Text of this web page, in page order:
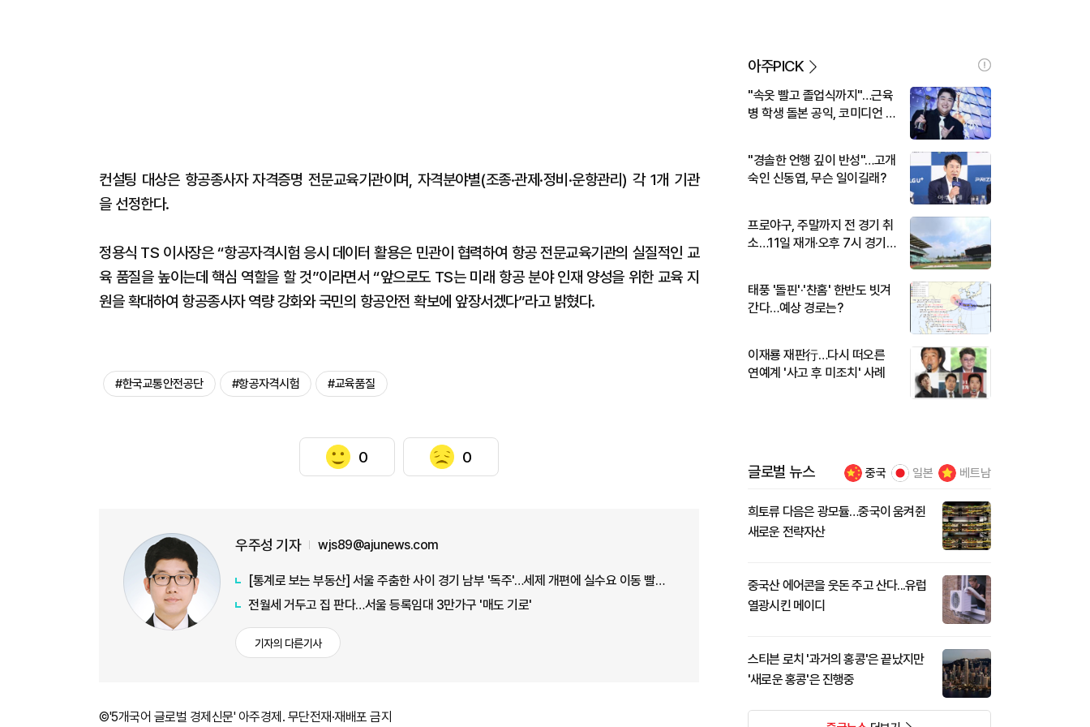
컨설팅 대상은 항공종사자 자격증명 전문교육기관이며, 자격분야별(조종·관제·정비·운항관리) 각 1개 기관
을 선정한다.
정용식 TS 이사장은 “항공자격시험 응시 데이터 활용은 민관이 협력하여 항공 전문교육기관의 실질적인 교
육 품질을 높이는데 핵심 역할을 할 것”이라면서 “앞으로도 TS는 미래 항공 분야 인재 양성을 위한 교육 지
원을 확대하여 항공종사자 역량 강화와 국민의 항공안전 확보에 앞장서겠다”라고 밝혔다.
#한국교통안전공단 #항공자격시험 #교육품질
0 0
우주성 기자 wjs89@ajunews.com
[통계로 보는 부동산] 서울 주춤한 사이 경기 남부 '독주'…세제 개편에 실수요 이동 빨라지나
전월세 거두고 집 판다…서울 등록임대 3만가구 '매도 기로'
기자의 다른기사
©'5개국어 글로벌 경제신문' 아주경제. 무단전재·재배포 금지
아주PICK
"속옷 빨고 졸업식까지"…근육
병 학생 돌본 공익, 코미디언 김
"경솔한 언행 깊이 반성"…고개
숙인 신동엽, 무슨 일이길래?
프로야구, 주말까지 전 경기 취
소…11일 재개·오후 7시 경기
태풍 '돌핀'·'찬홈' 한반도 빗겨
간다…예상 경로는?
이재룡 재판行…다시 떠오른
연예계 '사고 후 미조치' 사례
글로벌 뉴스 중국 일본 베트남
희토류 다음은 광모듈…중국이 움켜쥔
새로운 전략자산
중국산 에어콘을 웃돈 주고 산다...유럽
열광시킨 메이디
스티븐 로치 '과거의 홍콩'은 끝났지만
'새로운 홍콩'은 진행중